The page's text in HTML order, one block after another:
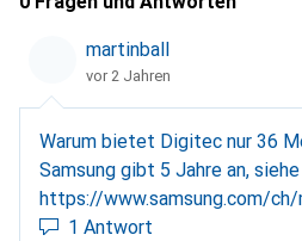
martinball
vor 2 Jahren
Warum bietet Digitec nur 36
Samsung gibt 5 Jahre an, siehe
https://www.samsung.com/ch/
storage/nvme-ssd/990-pro-
1 Antwort